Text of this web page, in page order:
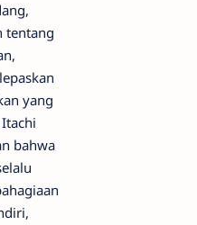
tentang
yang
bahwa